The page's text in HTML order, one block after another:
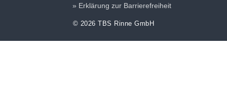
Erklärung zur Barrierefreiheit
© 2026 TBS Rinne GmbH